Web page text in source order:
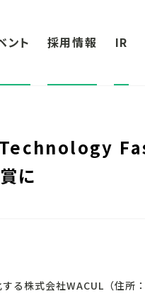
ント 採用情報 IR
Technology
に
る株式会社WACUL（住所